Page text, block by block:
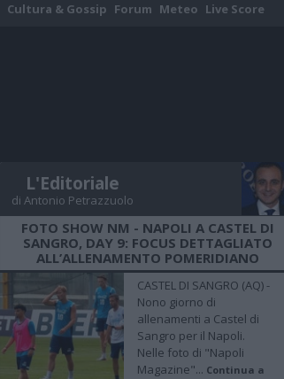
Cultura & Gossip Forum Meteo Live Score
L'Editoriale
di Antonio Petrazzuolo
FOTO SHOW NM - NAPOLI A CASTEL DI
SANGRO, DAY 9: FOCUS DETTAGLIATO
ALL’ALLENAMENTO POMERIDIANO
CASTEL DI SANGRO (AQ) -
Nono giorno di
allenamenti a Castel di
Sangro per il Napoli.
Nelle foto di "Napoli
Magazine"... Continua a